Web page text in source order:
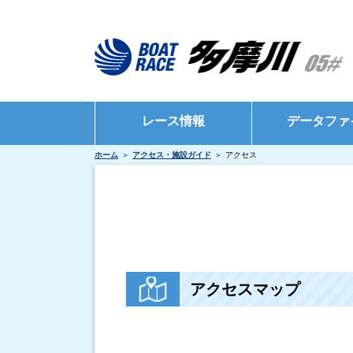
レース情報
シリーズインデックス
出走表・前日予想PDF
データファ
インタビュー・
ホーム アクセス・施設ガイド アクセス
アクセスマップ